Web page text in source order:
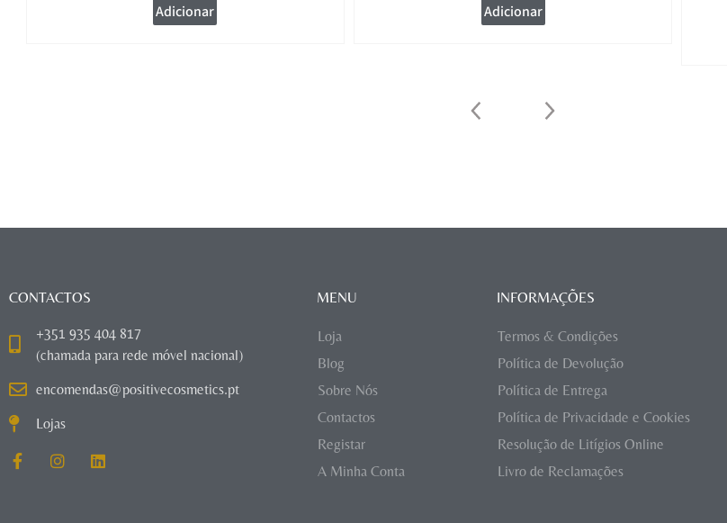
Adicionar Adicionar
CONTACTOS
+351 935 404 817
(chamada para rede móvel nacional)
encomendas@positivecosmetics.pt
Lojas
MENU
Loja
Blog
Sobre Nós
Contactos
Registar
A Minha Conta
INFORMAÇÕES
Termos & Condições
Política de Devolução
Política de Entrega
Política de Privacidade e Cookies
Resolução de Litígios Online
Livro de Reclamações